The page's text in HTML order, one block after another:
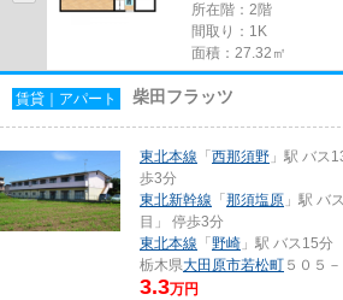
所在階：2階
間取り：1K
面積：27.32㎡
賃貸｜アパート 柴田フラッツ
東北本線 「 西那須野 」駅 バス
歩3分
東北新幹線 「 那須塩原 」駅 バ
目」 停歩3分
東北本線 「 野崎 」駅 バス15分
栃木県大田原市若松町 ５０５－
3.3万円